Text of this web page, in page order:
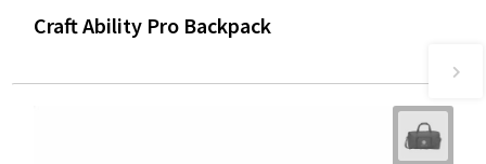
Craft Ability Pro Backpack